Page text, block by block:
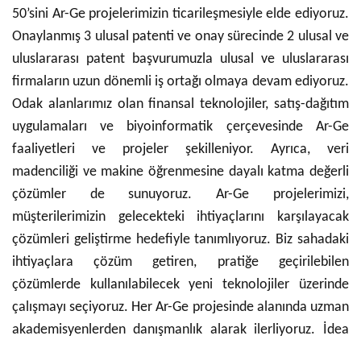
50’sini Ar-Ge projelerimizin ticarileşmesiyle elde ediyoruz.
Onaylanmış 3 ulusal patenti ve onay sürecinde 2 ulusal ve
uluslararası patent başvurumuzla ulusal ve uluslararası
firmaların uzun dönemli iş ortağı olmaya devam ediyoruz.
Odak alanlarımız olan finansal teknolojiler, satış-dağıtım
uygulamaları ve biyoinformatik çerçevesinde Ar-Ge
faaliyetleri ve projeler şekilleniyor. Ayrıca, veri
madenciliği ve makine öğrenmesine dayalı katma değerli
çözümler de sunuyoruz. Ar-Ge projelerimizi,
müşterilerimizin gelecekteki ihtiyaçlarını karşılayacak
çözümleri geliştirme hedefiyle tanımlıyoruz. Biz sahadaki
ihtiyaçlara çözüm getiren, pratiğe geçirilebilen
çözümlerde kullanılabilecek yeni teknolojiler üzerinde
çalışmayı seçiyoruz. Her Ar-Ge projesinde alanında uzman
akademisyenlerden danışmanlık alarak ilerliyoruz. İdea